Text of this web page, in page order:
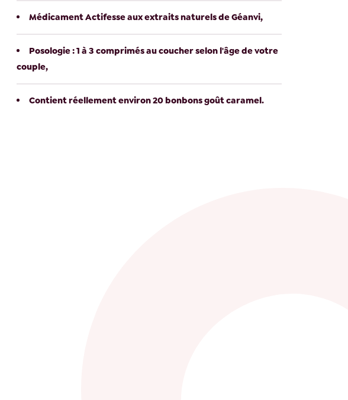
Médicament Actifesse aux extraits naturels de Géanvi,
Posologie : 1 à 3 comprimés au coucher selon l'âge de votre
couple,
Contient réellement environ 20 bonbons goût caramel.